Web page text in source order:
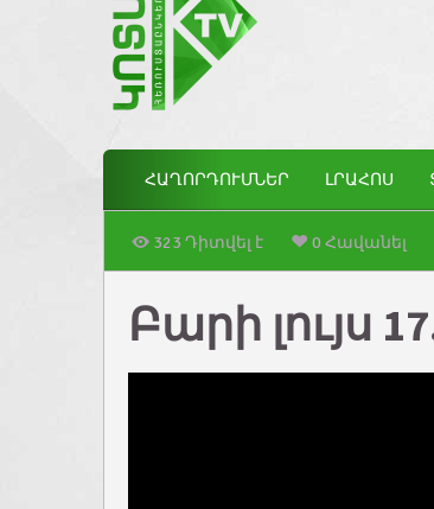
ՀԱՂՈՐԴՈՒՄՆԵՐ ԼՐԱՀՈՍ
323 Դիտվել է 0 Հավանել
Բարի լույս